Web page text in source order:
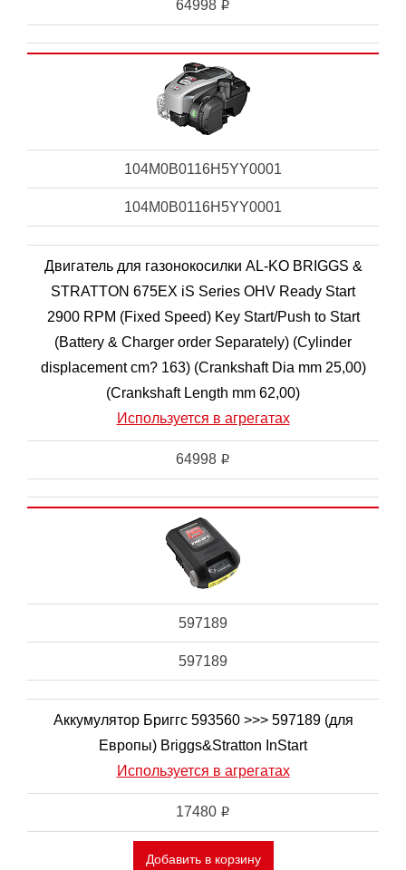
64998 i
104M0B0116H5YY0001
104M0B0116H5YY0001
Двигатель для газонокосилки AL-KO BRIGGS &
STRATTON 675EX iS Series OHV Ready Start
2900 RPM (Fixed Speed) Key Start/Push to Start
(Battery & Charger order Separately) (Cylinder
displacement cm? 163) (Crankshaft Dia mm 25,00)
(Crankshaft Length mm 62,00)
Используется в агрегатах
64998 i
597189
597189
Аккумулятор Бриггс 593560 >>> 597189 (для
Европы) Briggs&Stratton InStart
Используется в агрегатах
17480 i
Добавить в корзину